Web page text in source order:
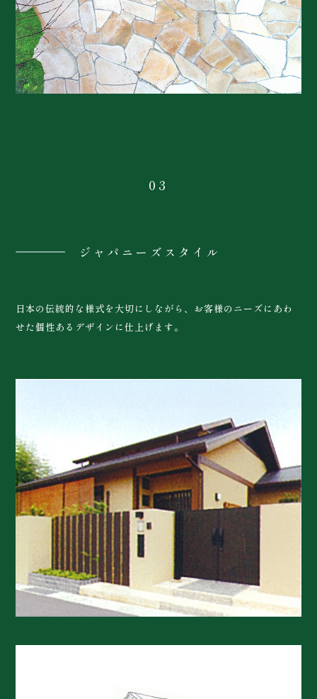
03
ジャパニーズスタイル
日本の伝統的な様式を大切にしながら、お客様のニーズにあわ
せた個性あるデザインに仕上げます。